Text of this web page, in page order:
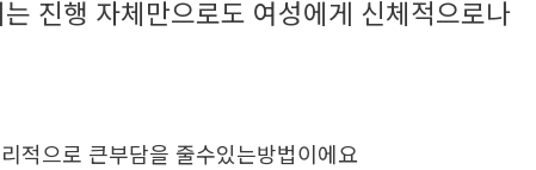
진행 자체만으로도 여성에게 신체적으로나
적으로 큰부담을 줄수있는방법이에요